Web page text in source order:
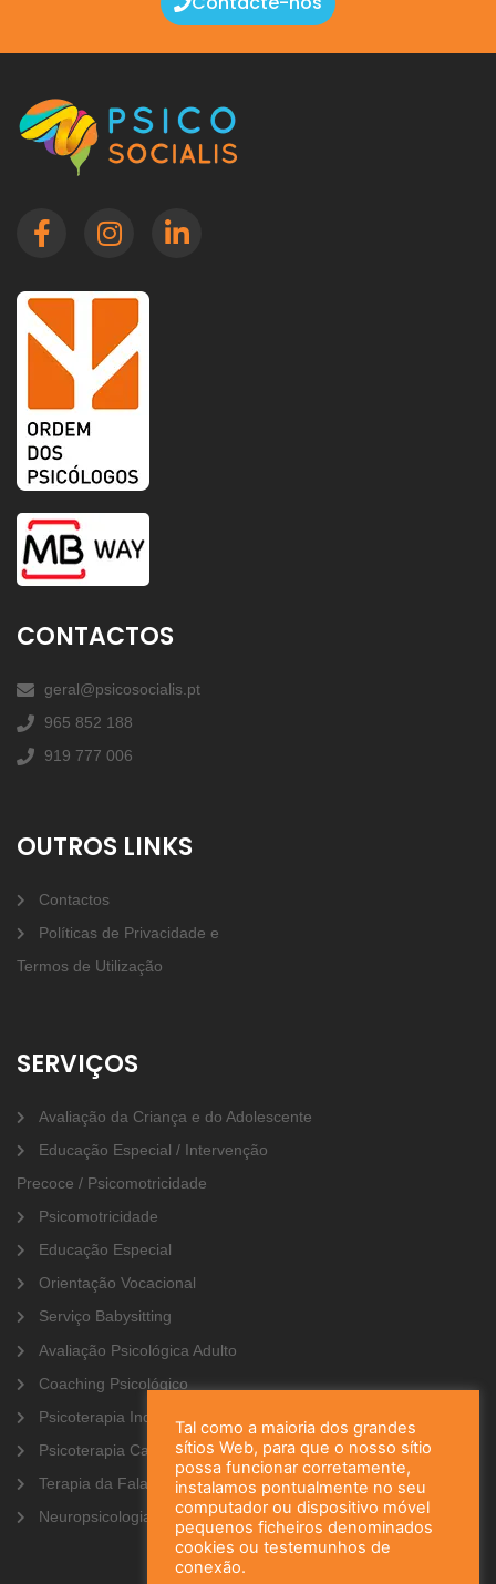
CONTACTOS
geral@psicosocialis.pt
965 852 188
919 777 006
OUTROS LINKS
Contactos
Políticas de Privacidade e
Termos de Utilização
SERVIÇOS
Avaliação da Criança e do Adolescente
Educação Especial / Intervenção
Precoce / Psicomotricidade
Psicomotricidade
Educação Especial
Orientação Vocacional
Serviço Babysitting
Avaliação Psicológica Adulto
Coaching Psicológico
Psicoterapia Individual
Psicoterapia Casal
Terapia da Fala
Neuropsicologia
Tal como a maioria dos grandes
sítios Web, para que o nosso sítio
possa funcionar corretamente,
instalamos pontualmente no seu
computador ou dispositivo móvel
pequenos ficheiros denominados
cookies ou testemunhos de
conexão.